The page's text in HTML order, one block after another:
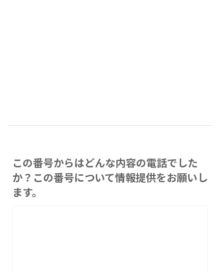
この番号からはどんな内容の電話でした
か？この番号について情報提供をお願いし
ます。